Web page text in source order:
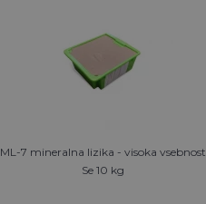
ML-7 mineralna lizika - visoka vsebnost
Se 10 kg